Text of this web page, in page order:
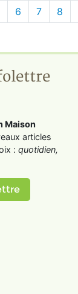
6 7 8
Maison
articles
: quotidien,